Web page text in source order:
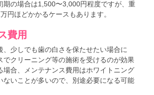
期の場合は1,500〜3,000円程度ですが、重
円ほどかかるケースもあります。
費用
、少しでも歯の白さを保たせたい場合に
でクリーニング等の施術を受けるのが効果
場合、メンテナンス費用はホワイトニング
ないことが多いので、別途必要になる可能